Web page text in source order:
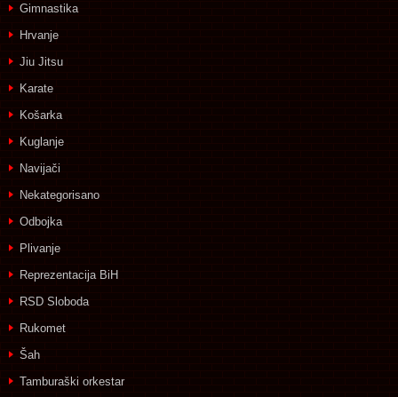
Gimnastika
Hrvanje
Jiu Jitsu
Karate
Košarka
Kuglanje
Navijači
Nekategorisano
Odbojka
Plivanje
Reprezentacija BiH
RSD Sloboda
Rukomet
Šah
Tamburaški orkestar